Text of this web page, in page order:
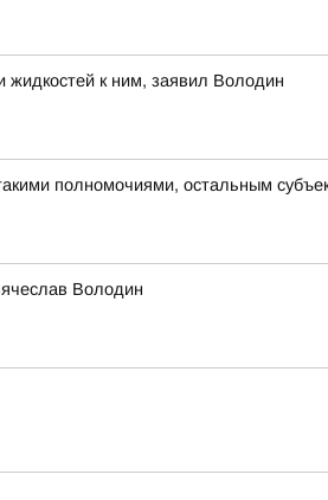
жидкостей к ним, заявил Володин
полномочиями, остальным
Володин